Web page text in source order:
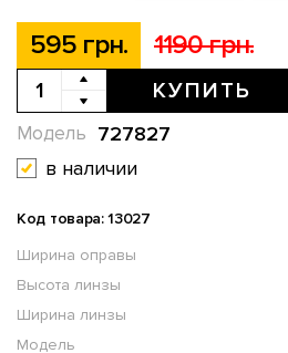
595 грн. 1190 грн.
КУПИТЬ
727827
Модель
в наличии
Код товара: 13027
Ширина оправы
Высота линзы
Ширина линзы
Модель